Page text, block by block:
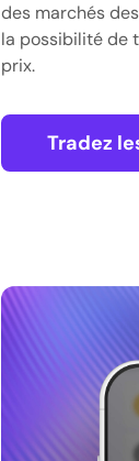
des marchés
la possibilité de
prix.
Tradez